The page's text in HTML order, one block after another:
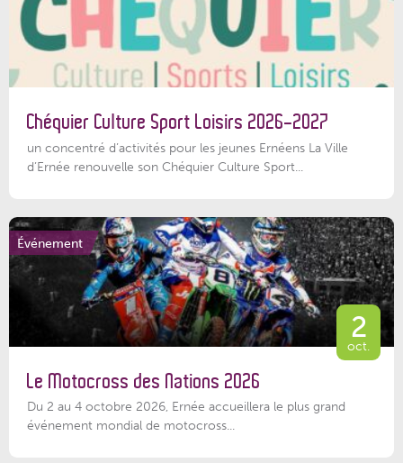
Chéquier Culture Sport Loisirs 2026-2027
un concentré d’activités pour les jeunes Ernéens La Ville
d’Ernée renouvelle son Chéquier Culture Sport...
Événement
2
oct.
Le Motocross des Nations 2026
Du 2 au 4 octobre 2026, Ernée accueillera le plus grand
événement mondial de motocross...